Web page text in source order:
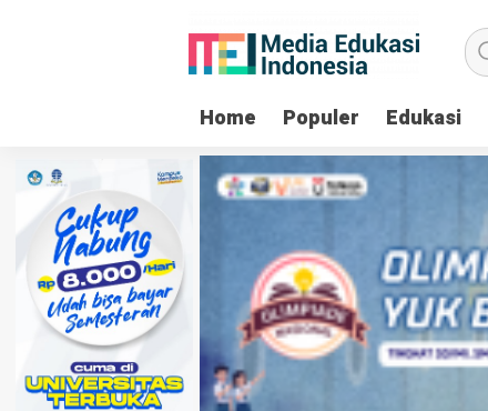
Home Populer Edukasi